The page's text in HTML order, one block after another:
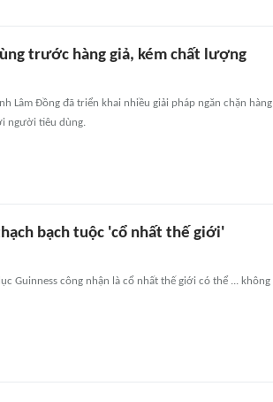
trước hàng giả, kém chất lượng
Lâm Đồng đã triển khai nhiều giải pháp ngăn chặn hàng
người tiêu dùng.
bạch tuộc 'cổ nhất thế giới'
Guinness công nhận là cổ nhất thế giới có thể ... không